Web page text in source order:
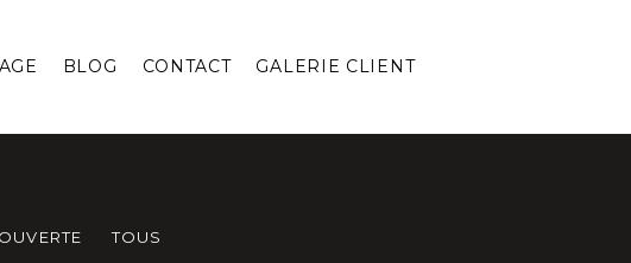
BLOG CONTACT GALERIE CLIENT
TOUS